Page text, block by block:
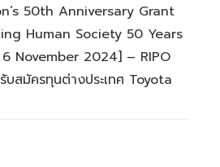
50th Anniversary Grant
Human Society 50 Years
November 2024] – RIPO
บสมัครทุนต่างประเทศ Toyota